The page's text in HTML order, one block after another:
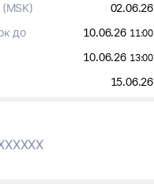
(MSK)
02.06.26
до
10.06.26 11:00
10.06.26 13:00
15.06.26